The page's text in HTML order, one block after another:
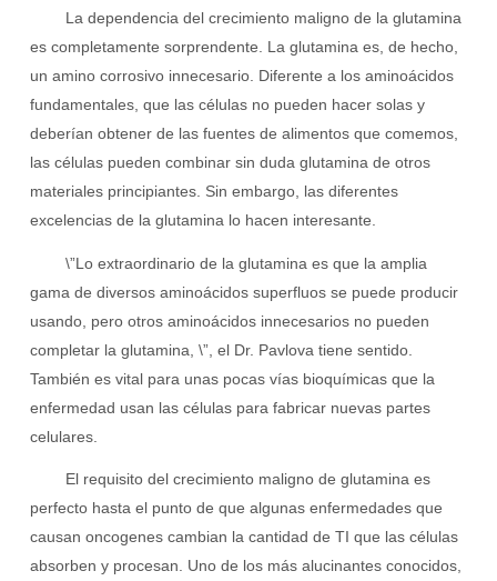
La dependencia del crecimiento maligno de la glutamina
es completamente sorprendente. La glutamina es, de hecho,
un amino corrosivo innecesario. Diferente a los aminoácidos
fundamentales, que las células no pueden hacer solas y
deberían obtener de las fuentes de alimentos que comemos,
las células pueden combinar sin duda glutamina de otros
materiales principiantes. Sin embargo, las diferentes
excelencias de la glutamina lo hacen interesante.
\”Lo extraordinario de la glutamina es que la amplia
gama de diversos aminoácidos superfluos se puede producir
usando, pero otros aminoácidos innecesarios no pueden
completar la glutamina, \”, el Dr. Pavlova tiene sentido.
También es vital para unas pocas vías bioquímicas que la
enfermedad usan las células para fabricar nuevas partes
celulares.
El requisito del crecimiento maligno de glutamina es
perfecto hasta el punto de que algunas enfermedades que
causan oncogenes cambian la cantidad de TI que las células
absorben y procesan. Uno de los más alucinantes conocidos,